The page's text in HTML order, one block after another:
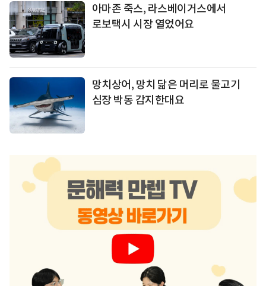
아마존 죽스, 라스베이거스에서
로보택시 시장 열었어요
망치상어, 망치 닮은 머리로 물고기
심장 박동 감지한대요